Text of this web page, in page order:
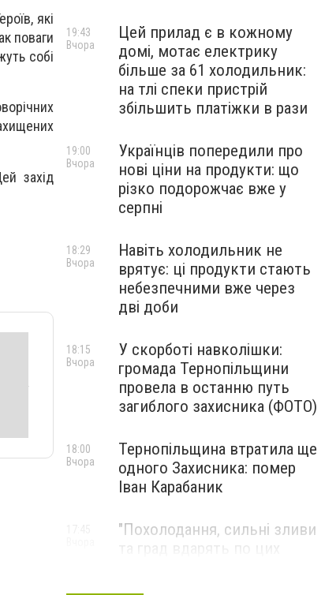
які
поваги
собі
захід
Цей прилад є в кожному
домі, мотає електрику
більше за 61 холодильник:
на тлі спеки пристрій
збільшить платіжки в рази
19:43
Вчора
Українців попередили про
нові ціни на продукти: що
різко подорожчає вже у
серпні
19:00
Вчора
Навіть холодильник не
врятує: ці продукти стають
небезпечними вже через
дві доби
18:29
Вчора
У скорботі навколішки:
громада Тернопільщини
провела в останню путь
загиблого захисника (ФОТО)
18:15
Вчора
Тернопільщина втратила ще
одного Захисника: помер
Іван Карабаник
18:00
Вчора
"Похолодання, сильні зливи